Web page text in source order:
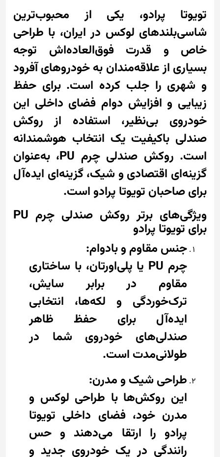
تویوتا پرادو، یکی از محبوب‌ترین
شاسی‌بلندهای لوکس در ایران، با طراحی
خاص و قدرت فوق‌العاده‌اش توجه
بسیاری از علاقه‌مندان به خودروهای آفرود
و شهری را جلب کرده است. برای حفظ
زیبایی و افزایش دوام فضای داخلی این
خودروی بی‌نظیر، استفاده از روکش
صندلی باکیفیت یک انتخاب هوشمندانه
است. روکش صندلی چرم PU، به‌عنوان
گزینه‌ای اقتصادی و شیک، گزینه‌ای ایده‌آل
برای صاحبان تویوتا پرادو است.
ویژگی‌های برتر روکش صندلی چرم PU
برای تویوتا پرادو
جنس مقاوم و بادوام:
چرم PU یا پلی‌اورتان، با ساختاری
مقاوم در برابر سایش،
ترک‌خوردگی و لکه‌ها، انتخابی
ایده‌آل برای حفظ ظاهر
صندلی‌های خودروی شما در
طولانی‌مدت است.
طراحی شیک و مدرن:
این روکش‌ها با طراحی لوکس و
مدرن خود، فضای داخلی تویوتا
پرادو را ارتقا می‌دهند و حس
رانندگی در یک خودروی جدید و